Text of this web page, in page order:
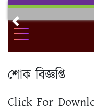
Skip
contentPrevious
শোক বিজ্ঞপ্তি
Click For